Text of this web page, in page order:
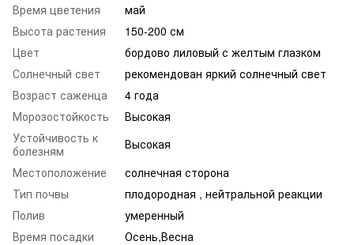
Время цветения
май
Высота растения
150-200 см
Цвет
бордово лиловый с желтым глазком
Солнечный свет
рекомендован яркий солнечный свет
Возраст саженца
4 года
Морозостойкость
Высокая
Устойчивость к
болезням
Высокая
Местоположение
солнечная сторона
Тип почвы
плодородная , нейтральной реакции
Полив
умеренный
Время посадки
Осень,Весна